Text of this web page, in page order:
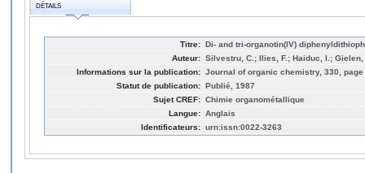
DÉTAILS
Titre: Di- and tri-organotin(IV)
Auteur: Silvestru, C.; Ilies, F.; Haiduc, I.;
Informations sur la publication: Journal of organic chemistry, 330, page
Statut de publication: Publié, 1987
Sujet CREF: Chimie organométallique
Langue: Anglais
Identificateurs: urn:issn:0022-3263